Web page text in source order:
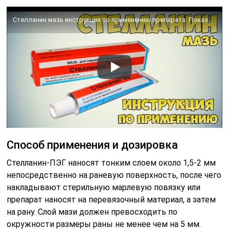
Стелланин мазь инструкция по применению препарата: Показания, как применять, обзор препарата
Способ применения и дозировка
Стелланин-ПЭГ наносят тонким слоем около 1,5-2 мм
непосредственно на раневую поверхность, после чего
накладывают стерильную марлевую повязку или
препарат наносят на перевязочный материал, а затем
на рану. Слой мази должен превосходить по
окружности размеры раны не менее чем на 5 мм.